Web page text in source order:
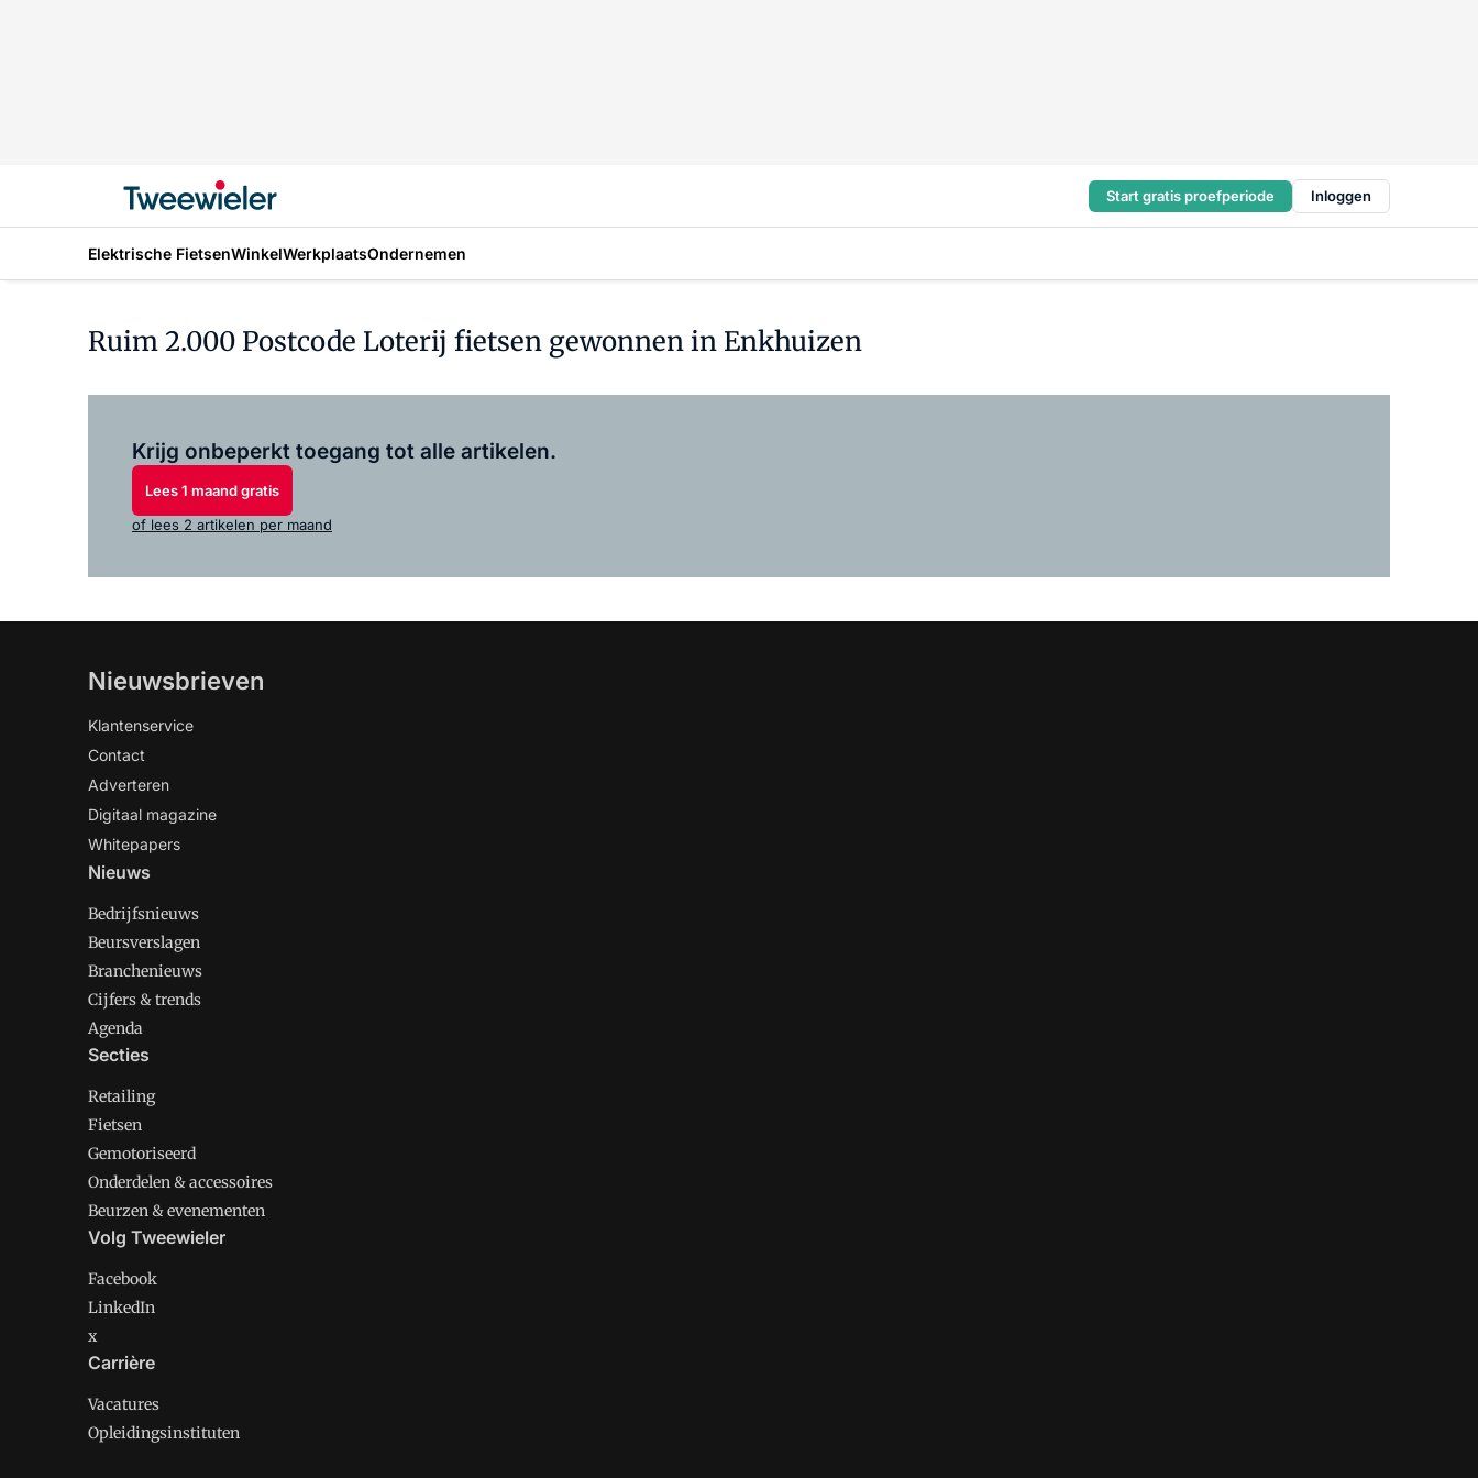
Start gratis proefperiode Inloggen
Elektrische FietsenWinkelWerkplaatsOndernemen
Ruim 2.000 Postcode Loterij fietsen gewonnen in Enkhuizen
Krijg onbeperkt toegang tot alle artikelen.
Lees 1 maand gratis
of lees 2 artikelen per maand
Nieuwsbrieven
Klantenservice
Contact
Adverteren
Digitaal magazine
Whitepapers
Nieuws
Bedrijfsnieuws
Beursverslagen
Branchenieuws
Cijfers & trends
Agenda
Secties
Retailing
Fietsen
Gemotoriseerd
Onderdelen & accessoires
Beurzen & evenementen
Volg Tweewieler
Facebook
LinkedIn
x
Carrière
Vacatures
Opleidingsinstituten